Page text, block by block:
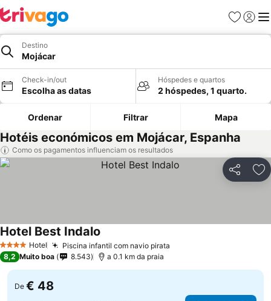
Favoritos
Iniciar
Destino
Mojácar
Check-in/out
Escolha as datas
Hóspedes e quartos
2 hóspedes, 1 quarto.
Ordenar Filtrar Mapa
Hotéis económicos em Mojácar, Espanha
Como os pagamentos influenciam os resultados
Partilhar
4 EstrelasHotel Piscina infantil com navio pirata
Hotel Best Indalo
8,2 Muito boa 8.543 a 0.1 km da praia
De € 48